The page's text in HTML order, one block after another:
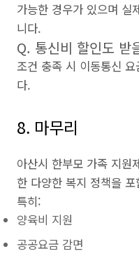
가능한 경우가 있으며 실
니다.
Q. 통신비 할인도 받
조건 충족 시 이동통신
다.
8. 마무리
아산시 한부모 가족 지원
한 다양한 복지 정책을
특히:
양육비 지원
공공요금 감면